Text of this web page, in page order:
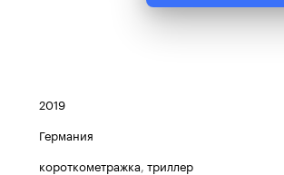
2019
Германия
короткометражка, триллер